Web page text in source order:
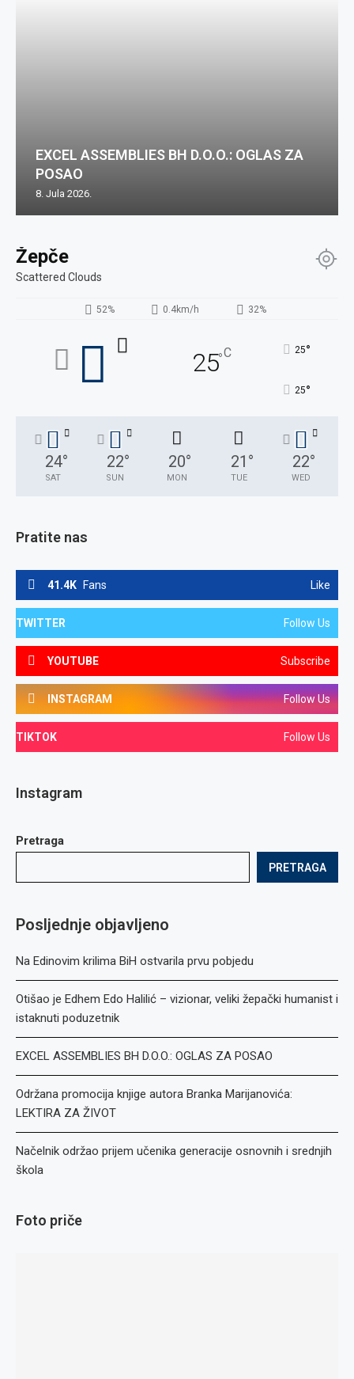
Žepče
Scattered Clouds
52% 0.4km/h 32%
25°C 25°
25°
24°
SAT
22°
SUN
20°
MON
21 °
TUE
22°
WED
Pratite nas
41.4K Fans Like
TWITTER Follow Us
YOUTUBE Subscribe
INSTAGRAM Follow Us
TIKTOK Follow Us
Instagram
Pretraga
PRETRAGA
Posljednje objavljeno
Na Edinovim krilima BiH ostvarila prvu pobjedu
Otišao je Edhem Edo Halilić – vizionar, veliki žepački humanist i
istaknuti poduzetnik
EXCEL ASSEMBLIES BH D.O.O.: OGLAS ZA POSAO
Održana promocija knjige autora Branka Marijanovića:
LEKTIRA ZA ŽIVOT
Načelnik održao prijem učenika generacije osnovnih i srednjih
škola
Foto priče
EXCEL ASSEMBLIES BH D.O.O.: OGLAS ZA
POSAO
8. Jula 2026.